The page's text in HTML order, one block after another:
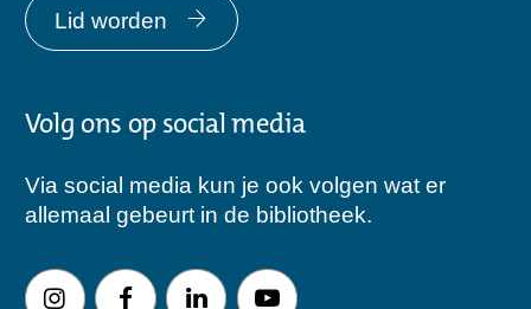
Lid worden
Volg ons op social media
Via social media kun je ook volgen wat er
allemaal gebeurt in de bibliotheek.